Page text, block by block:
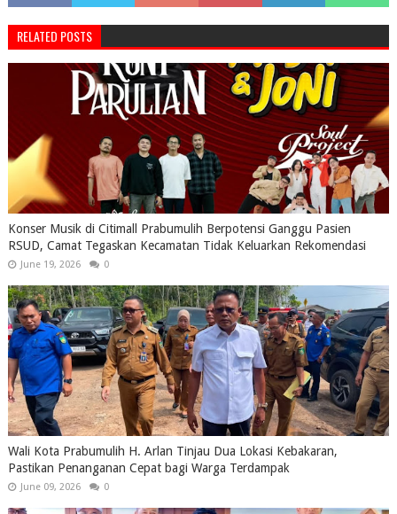
RELATED POSTS
Konser Musik di Citimall Prabumulih Berpotensi Ganggu Pasien
RSUD, Camat Tegaskan Kecamatan Tidak Keluarkan Rekomendasi
June 19, 2026 0
Wali Kota Prabumulih H. Arlan Tinjau Dua Lokasi Kebakaran,
Pastikan Penanganan Cepat bagi Warga Terdampak
June 09, 2026 0